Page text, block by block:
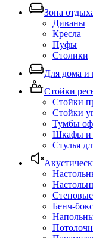
Зона
Диваны
Кресла
Пуфы
Столики
Для дома и
Стойки
Стойки
Стойки
Тумбы
Шкафы и
Стулья
Бенч-